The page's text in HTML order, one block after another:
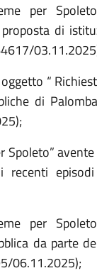
per
di
“
di
Spoleto”
per
da parte
06.11.2025);